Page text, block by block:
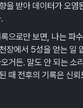
을 받아 데이터가 오염
으로만 보면, 나는 파
장에서 5성을 얻는 일
거든. 말도 안 되는 소
때 전후의 기록은 신